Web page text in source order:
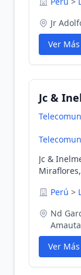
Jr
Ver Más
Jc &
Jc &
Perú >
Nd
Amauta
Ver Más